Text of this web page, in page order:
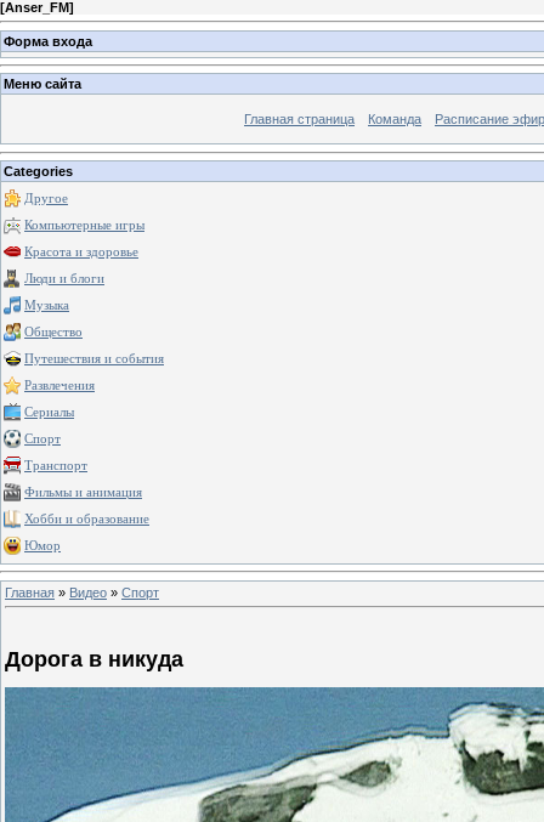
[Anser_FM]
Форма входа
Меню сайта
Главная страница Команда Расписание
Categories
Другое
Компьютерные игры
Красота и здоровье
Люди и блоги
Музыка
Общество
Путешествия и события
Развлечения
Сериалы
Спорт
Транспорт
Фильмы и анимация
Хобби и образование
Юмор
Главная » Видео » Спорт
Дорога в никуда